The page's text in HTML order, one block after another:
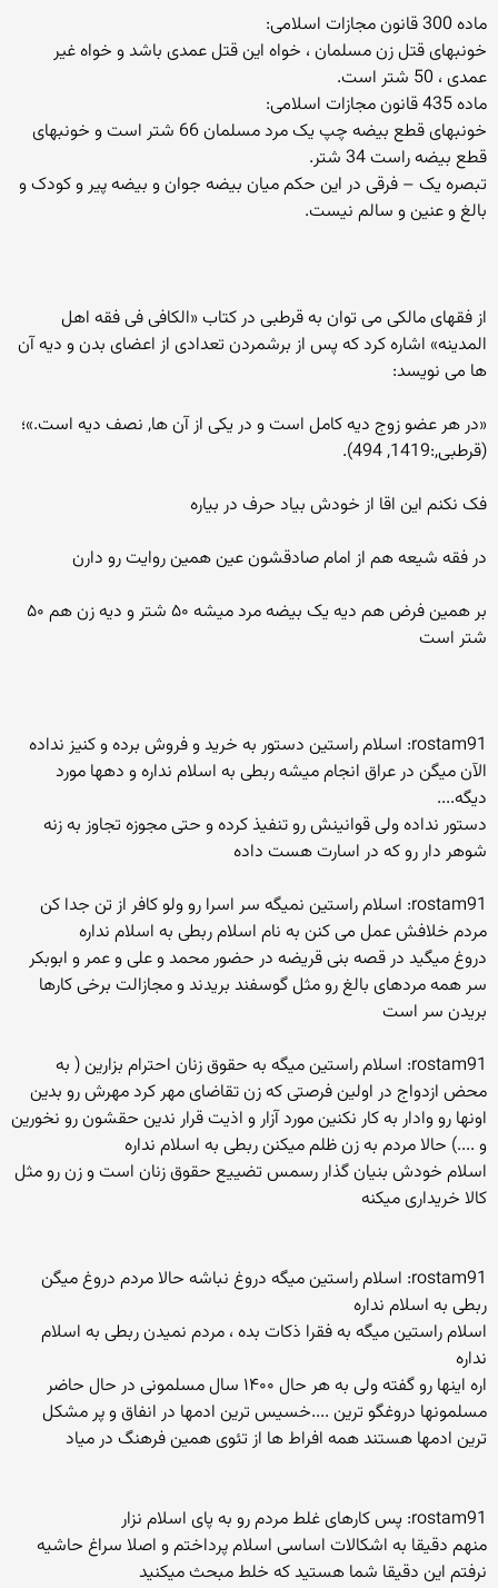
ماده 300 قانون مجازات اسلامی:
خونبهای قتل زن مسلمان ، خواه این قتل عمدی باشد و خواه غیر
عمدی ، 50 شتر است.
ماده 435 قانون مجازات اسلامی:
خونبهای قطع بیضه چپ یک مرد مسلمان 66 شتر است و خونبهای
قطع بیضه راست 34 شتر.
تبصره یک – فرقی در این حکم میان بیضه جوان و بیضه پیر و کودک و
بالغ و عنین و سالم نیست.
از فقهای مالکی می توان به قرطبی در کتاب «الکافی فی فقه اهل
المدینه» اشاره کرد که پس از برشمردن تعدادی از اعضای بدن و دیه آن
ها می نویسد:
«در هر عضو زوج دیه کامل است و در یکی از آن ها, نصف دیه است.»؛
(قرطبی,:1419, 494).
فک نکنم این اقا از خودش بیاد حرف در بیاره
در فقه شیعه هم از امام صادقشون عین همین روایت رو دارن
بر همین فرض هم دیه یک بیضه مرد میشه ۵۰ شتر و دیه زن هم ۵۰
شتر است
rostam91: اسلام راستین دستور به خرید و فروش برده و کنیز نداده
الآن میگن در عراق انجام میشه ربطی به اسلام نداره و دهها مورد
دیگه....
دستور نداده ولی قوانینش رو تنفیذ کرده و حتی مجوزه تجاوز به زنه
شوهر دار رو که در اسارت هست داده
rostam91: اسلام راستین نمیگه سر اسرا رو ولو کافر از تن جدا کن
مردم خلافش عمل می کنن به نام اسلام ربطی به اسلام نداره
دروغ میگید در قصه بنی قریضه در حضور محمد و علی و عمر و ابوبکر
سر همه مردهای بالغ رو مثل گوسفند بریدند و مجازالت برخی کارها
بریدن سر است
rostam91: اسلام راستین میگه به حقوق زنان احترام بزارین ( به
محض ازدواج در اولین فرصتی که زن تقاضای مهر کرد مهرش رو بدین
اونها رو وادار به کار نکنین مورد آزار و اذیت قرار ندین حقشون رو نخورین
و ....) حالا مردم به زن ظلم میکنن ربطی به اسلام نداره
اسلام خودش بنیان گذار رسمس تضییع حقوق زنان است و زن رو مثل
کالا خریداری میکنه
rostam91: اسلام راستین میگه دروغ نباشه حالا مردم دروغ میگن
ربطی به اسلام نداره
اسلام راستین میگه به فقرا ذکات بده ، مردم نمیدن ربطی به اسلام
نداره
اره اینها رو گفته ولی به هر حال ۱۴۰۰ سال مسلمونی در حال حاضر
مسلمونها دروغگو ترین ....خسیس ترین ادمها در انفاق و پر مشکل
ترین ادمها هستند همه افراط ها از تئوی همین فرهنگ در میاد
rostam91: پس کارهای غلط مردم رو به پای اسلام نزار
منهم دقیقا به اشکالات اساسی اسلام پرداختم و اصلا سراغ حاشیه
نرفتم این دقیقا شما هستید که خلط مبحث میکنید